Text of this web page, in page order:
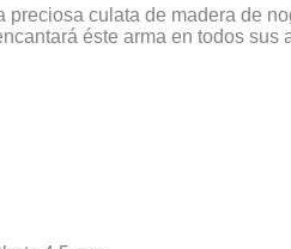
preciosa culata de madera de
éste arma en todos sus